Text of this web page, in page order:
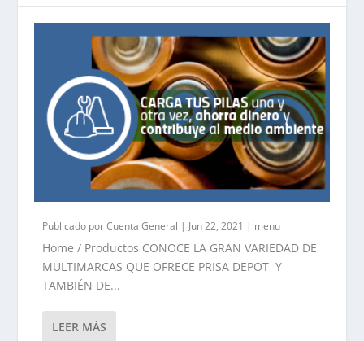
Publicado porCuenta General | Jun 22, 2021 | menu
Home / Productos CONOCE LA GRAN VARIEDAD DE
MULTIMARCAS QUE OFRECE PRISA DEPOT Y
TAMBIÉN DE...
LEER MÁS